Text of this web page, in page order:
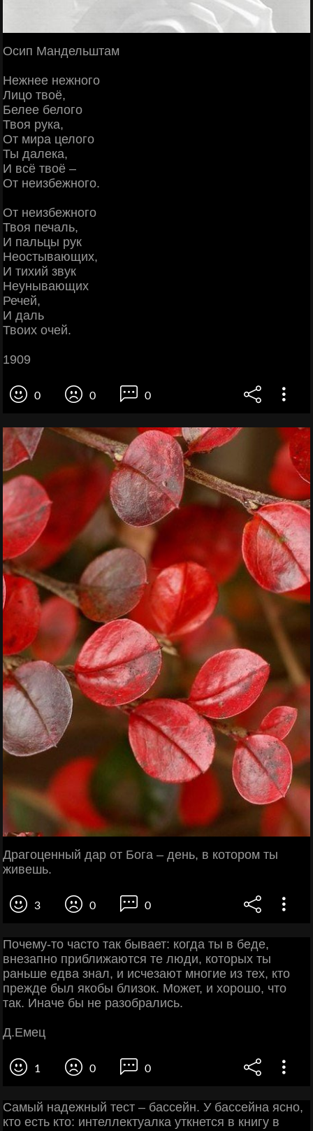
Осип Мандельштам
Нежнее нежного
Лицо твоё,
Белее белого
Твоя рука,
От мира целого
Ты далека,
И всё твоё –
От неизбежного.
От неизбежного
Твоя печаль,
И пальцы рук
Неостывающих,
И тихий звук
Неунывающих
Речей,
И даль
Твоих очей.
1909
0 0 0
Драгоценный дар от Бога – день, в котором ты
живешь.
3 0 0
Почему-то часто так бывает: когда ты в беде,
внезапно приближаются те люди, которых ты
раньше едва знал, и исчезают многие из тех, кто
прежде был якобы близок. Может, и хорошо, что
так. Иначе бы не разобрались.
Д.Емец
1 0 0
Самый надежный тест – бассейн. У бассейна ясно,
кто есть кто: интеллектуалка уткнется в книгу в